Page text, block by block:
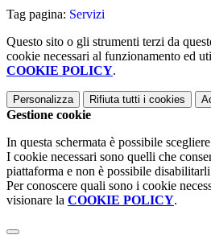
Tag pagina: Servizi
Questo sito o gli strumenti terzi da
cookie necessari al funzionamento ed
COOKIE POLICY.
Personalizza Rifiuta tutti i cookies
Gestione cookie
In questa schermata è possibile
I cookie necessari sono quelli che
piattaforma e non è possibile
Per conoscere quali sono i cookie
visionare la COOKIE POLICY.